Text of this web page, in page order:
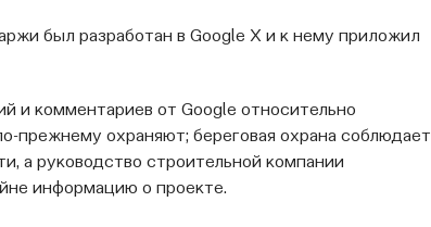
был разработан в Google X и к нему приложил
и комментариев от Google относительно
прежнему охраняют; береговая охрана соблюдает
а руководство строительной компании
информацию о проекте.